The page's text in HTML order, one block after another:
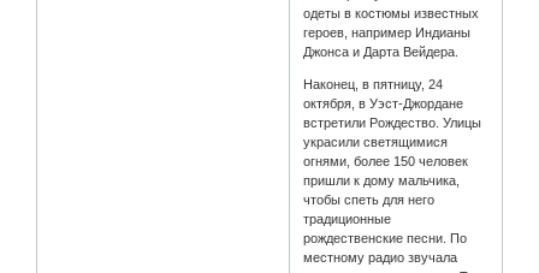
одеты в костюмы известных
героев, например Индианы
Джонса и Дарта Вейдера.
Наконец, в пятницу, 24
октября, в Уэст-Джордане
встретили Рождество. Улицы
украсили светящимися
огнями, более 150 человек
пришли к дому мальчика,
чтобы спеть для него
традиционные
рождественские песни. По
местному радио звучала